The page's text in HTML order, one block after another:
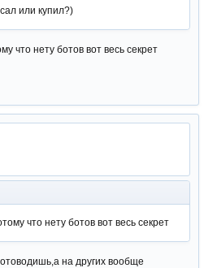
или купил?)
что нету ботов вот весь секрет
что нету ботов вот весь секрет
на других вообще